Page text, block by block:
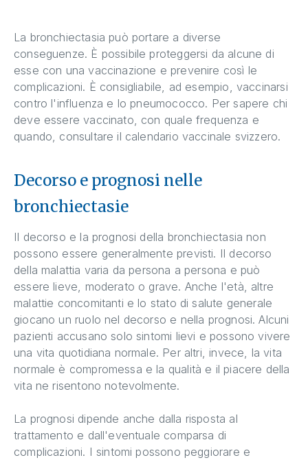
La bronchiectasia può portare a diverse
conseguenze. È possibile proteggersi da alcune di
esse con una vaccinazione e prevenire così le
complicazioni. È consigliabile, ad esempio, vaccinarsi
contro l'influenza e lo pneumococco. Per sapere chi
deve essere vaccinato, con quale frequenza e
quando, consultare il calendario vaccinale svizzero.
Decorso e prognosi nelle
bronchiectasie
Il decorso e la prognosi della bronchiectasia non
possono essere generalmente previsti. Il decorso
della malattia varia da persona a persona e può
essere lieve, moderato o grave. Anche l'età, altre
malattie concomitanti e lo stato di salute generale
giocano un ruolo nel decorso e nella prognosi. Alcuni
pazienti accusano solo sintomi lievi e possono vivere
una vita quotidiana normale. Per altri, invece, la vita
normale è compromessa e la qualità e il piacere della
vita ne risentono notevolmente.
La prognosi dipende anche dalla risposta al
trattamento e dall'eventuale comparsa di
complicazioni. I sintomi possono peggiorare e